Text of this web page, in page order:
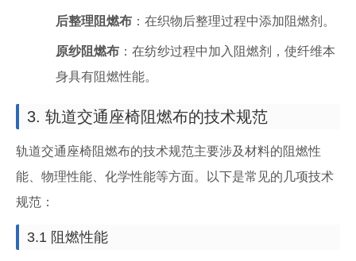
后整理阻燃布 ：在织物后整理过程中添加阻燃剂。
原纱阻燃布 ：在纺纱过程中加入阻燃剂，使纤维本
身具有阻燃性能。
3. 轨道交通座椅阻燃布的技术规范
轨道交通座椅阻燃布的技术规范主要涉及材料的阻燃性
能、物理性能、化学性能等方面。以下是常见的几项技术
规范：
3.1 阻燃性能